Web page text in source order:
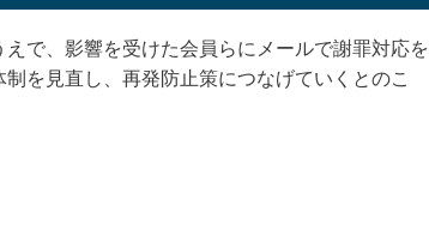
で、影響を受けた会員らにメールで謝罪対応を
を見直し、再発防止策につなげていくとのこ